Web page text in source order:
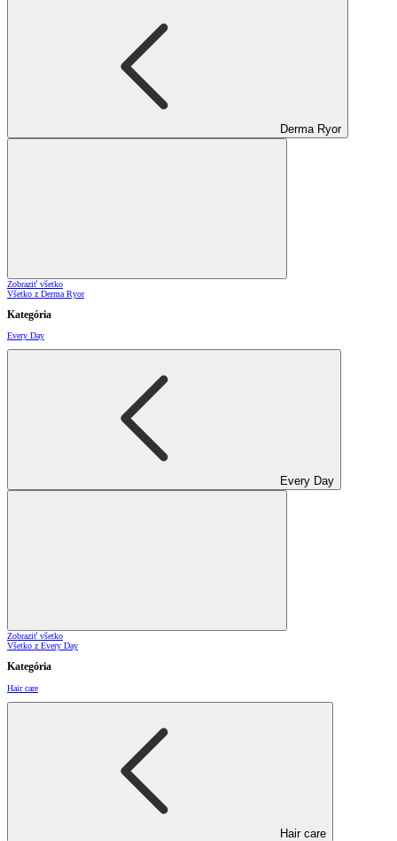
Derma Ryor
Zobraziť všetko
Všetko z Derma Ryor
Kategória
Every Day
Every Day
Zobraziť všetko
Všetko z Every Day
Kategória
Hair care
Hair care